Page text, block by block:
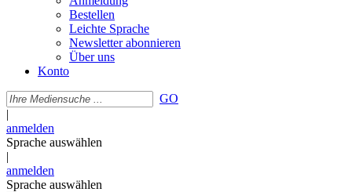
Bestellen
Leichte Sprache
Newsletter abonnieren
Über uns
Konto
GO
|
anmelden
Sprache auswählen
|
anmelden
Sprache auswählen